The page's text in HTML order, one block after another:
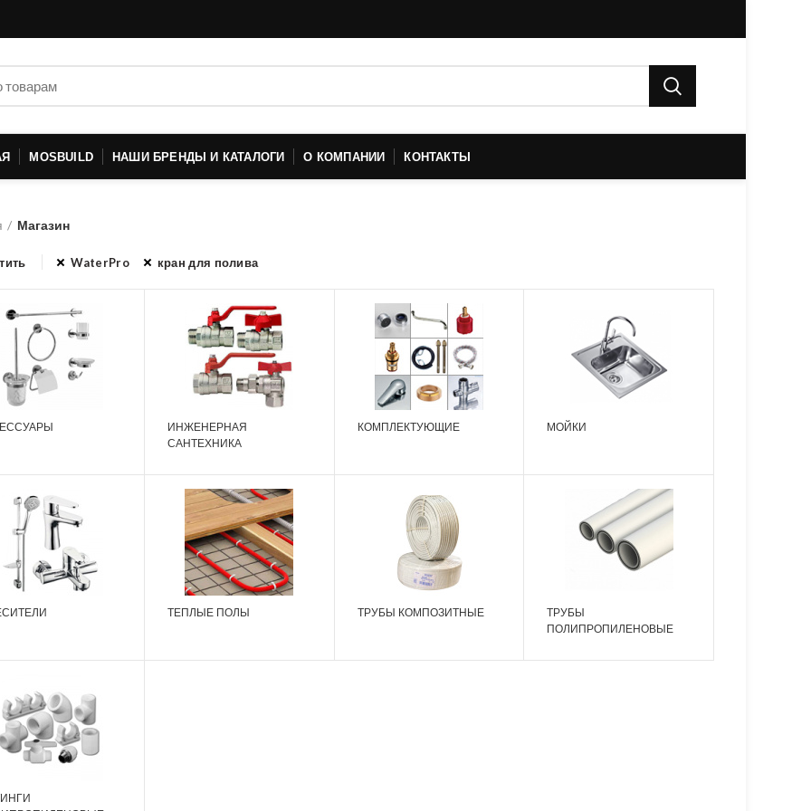
MOSBUILD НАШИ БРЕНДЫ И КАТАЛОГИ О КОМПАНИИ КОНТАКТЫ
Магазин
WaterPro кран для полива
ИНЖЕНЕРНАЯ
САНТЕХНИКА
КОМПЛЕКТУЮЩИЕ МОЙКИ
ТЕПЛЫЕ ПОЛЫ ТРУБЫ КОМПОЗИТНЫЕ
ТРУБЫ
ПОЛИПРОПИЛЕНОВЫЕ